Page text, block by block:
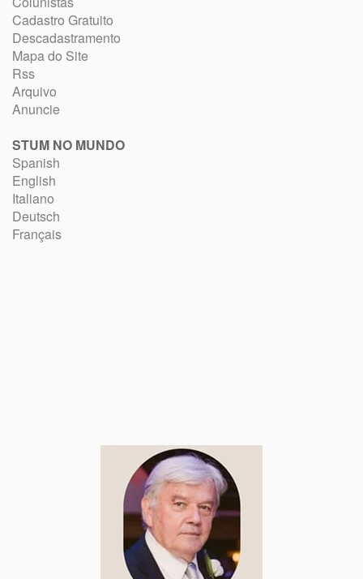
Cadastro Gratuito
Descadastramento
Mapa do Site
Rss
Arquivo
Anuncie
STUM NO MUNDO
Spanish
English
Italiano
Deutsch
Français